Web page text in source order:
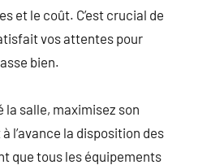
et le coût. C’est crucial de
vos attentes pour
bien.
la salle, maximisez son
l’avance la disposition des
que tous les équipements